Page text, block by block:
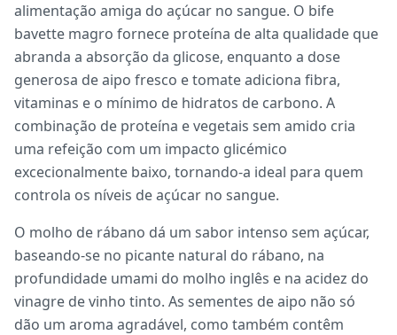
alimentação amiga do açúcar no sangue. O bife
bavette magro fornece proteína de alta qualidade que
abranda a absorção da glicose, enquanto a dose
generosa de aipo fresco e tomate adiciona fibra,
vitaminas e o mínimo de hidratos de carbono. A
combinação de proteína e vegetais sem amido cria
uma refeição com um impacto glicémico
excecionalmente baixo, tornando-a ideal para quem
controla os níveis de açúcar no sangue.
O molho de rábano dá um sabor intenso sem açúcar,
baseando-se no picante natural do rábano, na
profundidade umami do molho inglês e na acidez do
vinagre de vinho tinto. As sementes de aipo não só
dão um aroma agradável, como também contêm